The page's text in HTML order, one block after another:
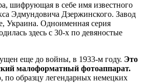
шифрующая в себе имя известного
Эдмундовича Дзержинского. Завод
Украина. Одноименная серия
здесь с 30-х по девяностые
еще до войны, в 1933-м году. Это
малоформатный фотоаппарат.
по образцу легендарных немецких